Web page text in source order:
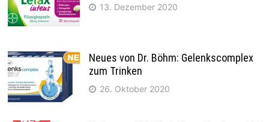
13. Dezember 2020
Neues von Dr. Böhm: Gelenkscomplex
zum Trinken
26. Oktober 2020